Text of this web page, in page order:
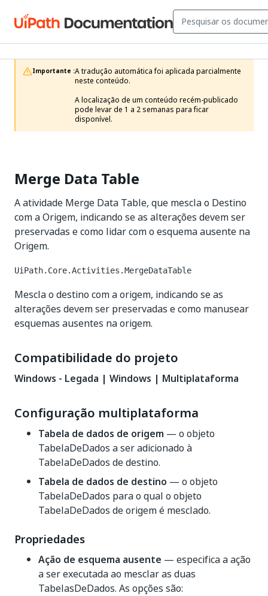
Importante :A tradução automática foi aplicada parcialmente
neste conteúdo.
A localização de um conteúdo recém-publicado
pode levar de 1 a 2 semanas para ficar
disponível.
Merge Data Table
A atividade Merge Data Table, que mescla o Destino
com a Origem, indicando se as alterações devem ser
preservadas e como lidar com o esquema ausente na
Origem.
UiPath.Core.Activities.MergeDataTable
Mescla o destino com a origem, indicando se as
alterações devem ser preservadas e como manusear
esquemas ausentes na origem.
Compatibilidade do projeto
Windows - Legada | Windows | Multiplataforma
Configuração multiplataforma
Tabela de dados de origem — o objeto
TabelaDeDados a ser adicionado à
TabelaDeDados de destino.
Tabela de dados de destino — o objeto
TabelaDeDados para o qual o objeto
TabelaDeDados de origem é mesclado.
Propriedades
Ação de esquema ausente — especifica a ação
a ser executada ao mesclar as duas
TabelasDeDados. As opções são: